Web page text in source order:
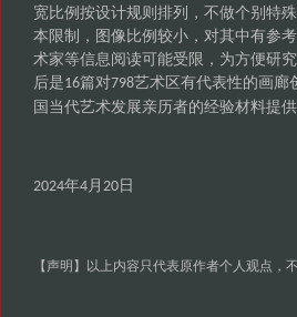
宽比例按设计规则排列，不做个别特
本限制，图像比例较小，对其中有参
术家等信息阅读可能受限，为方便研
后是16篇对798艺术区有代表性的画廊
国当代艺术发展亲历者的经验材料提
2024年4月 20日
【声明】以上内容只代表原作者个人观点，